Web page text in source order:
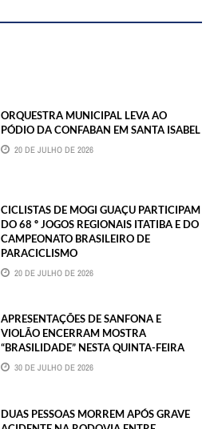
ORQUESTRA MUNICIPAL LEVA AO
PÓDIO DA CONFABAN EM SANTA ISABEL
20 DE JULHO DE 2026
CICLISTAS DE MOGI GUAÇU PARTICIPAM
DO 68 º JOGOS REGIONAIS ITATIBA E DO
CAMPEONATO BRASILEIRO DE
PARACICLISMO
20 DE JULHO DE 2026
APRESENTAÇÕES DE SANFONA E
VIOLÃO ENCERRAM MOSTRA
“BRASILIDADE” NESTA QUINTA-FEIRA
30 DE JULHO DE 2026
DUAS PESSOAS MORREM APÓS GRAVE